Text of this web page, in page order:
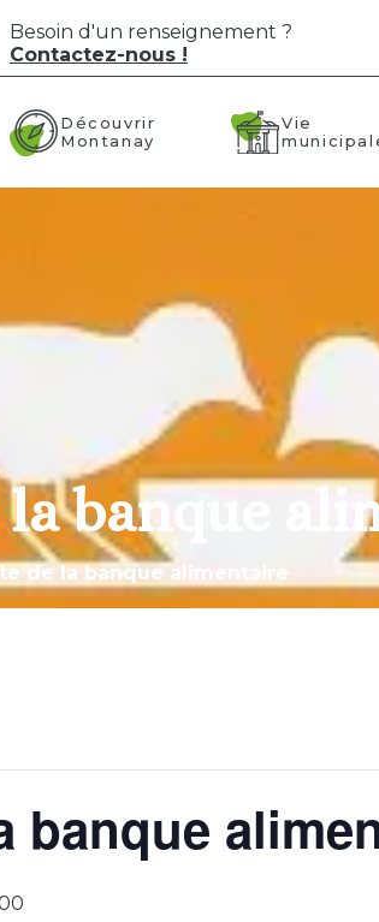
Besoin d'un renseignement ?
Contactez-nous !
Découvrir
Montanay
Vie
la banque
de la banque alimentaire
banque